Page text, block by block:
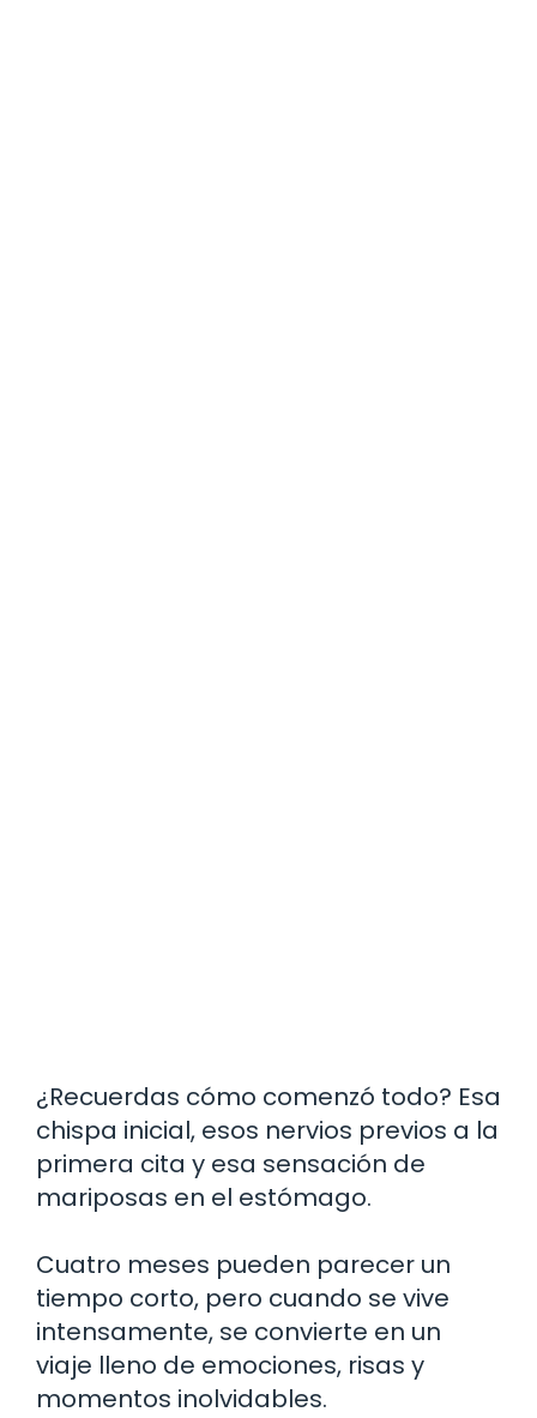
¿Recuerdas cómo comenzó todo? Esa
chispa inicial, esos nervios previos a la
primera cita y esa sensación de
mariposas en el estómago.
Cuatro meses pueden parecer un
tiempo corto, pero cuando se vive
intensamente, se convierte en un
viaje lleno de emociones, risas y
momentos inolvidables.